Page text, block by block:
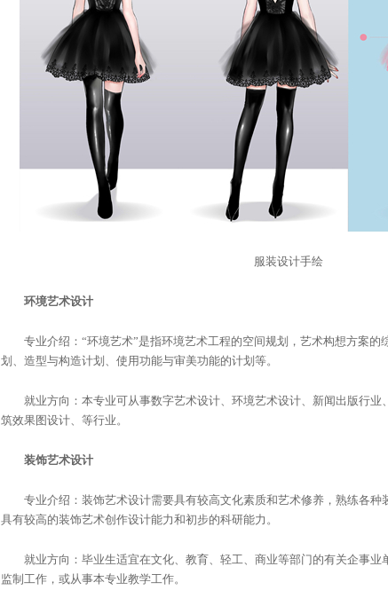
服装设计手绘
环境艺术设计
专业介绍：“环境艺术”是指环境艺术工程的空间规划，艺术构想方案的
划、造型与构造计划、使用功能与审美功能的计划等。
就业方向：本专业可从事数字艺术设计、环境艺术设计、新闻出版行业
筑效果图设计、等行业。
装饰艺术设计
专业介绍：装饰艺术设计需要具有较高文化素质和艺术修养，熟练各种
具有较高的装饰艺术创作设计能力和初步的科研能力。
就业方向：毕业生适宜在文化、教育、轻工、商业等部门的有关企事业
监制工作，或从事本专业教学工作。